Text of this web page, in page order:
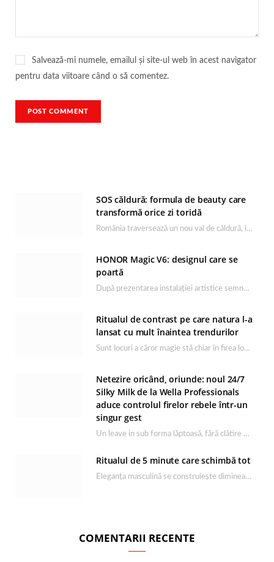
Salvează-mi numele, emailul și site-ul web în acest navigator
pentru data viitoare când o să comentez.
SOS căldură: formula de beauty care
transformă orice zi toridă
România traversează un nou val de căldură, iar rutina de îngrijire capătă un rol esențial…
HONOR Magic V6: designul care se
poartă
După prezentarea instalației artistice semnată de Catrinel Săbăciag în cadrul evenimentului de lansare HONOR Magic…
Ritualul de contrast pe care natura l-a
lansat cu mult înaintea trendurilor
Sunt locuri a căror magie stă chiar în firea lor naturală, iar Lacul Ursu din…
Netezire oricând, oriunde: noul 24/7
Silky Milk de la Wella Professionals
aduce controlul firelor rebele într-un
singur gest
Un leave in sub forma lăptoasă, fără clătire care completează rutina Ultimate Smooth și transformă…
Ritualul de 5 minute care schimbă tot
Eleganța masculină se construiește dimineața, în câteva minute și cu produsele potrivite. O rutină de…
COMENTARII RECENTE